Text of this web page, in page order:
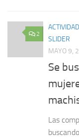
2
SLIDER
MAYO 9,
Se
Las